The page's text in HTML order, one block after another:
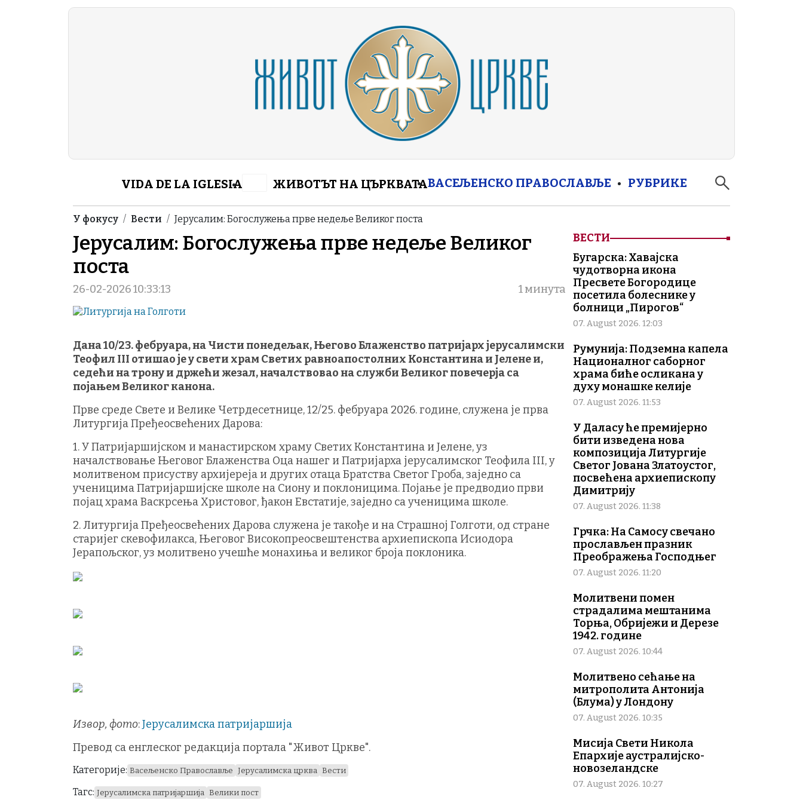
Skip to main content
Header Category Menu
VIDA DE LA IGLESIA ЖИВОТЪТ НА ЦЪРКВАТАВАСЕЉЕНСКО ПРАВОСЛАВЉЕ РУБРИКЕ
Breadcrumb
У фокусу Вести Јерусалим: Богослужења прве недеље Великог поста
Јерусалим: Богослужења прве недеље Великог
поста
26-02-2026 10:33:13 1 минута
Дана 10/23. фебруара, на Чисти понедељак, Његово Блаженство патријарх јерусалимски
Теофил III отишао је у свети храм Светих равноапостолних Константина и Јелене и,
седећи на трону и држећи жезал, началствовао на служби Великог повечерја са
појањем Великог канона.
Прве среде Свете и Велике Четрдесетнице, 12/25. фебруара 2026. године, служена је прва
Литургија Пређеосвећених Дарова:
1. У Патријаршијском и манастирском храму Светих Константина и Јелене, уз
началствовање Његовог Блаженства Оца нашег и Патријарха јерусалимског Теофила III, у
молитвеном присуству архијереја и других отаца Братства Светог Гроба, заједно са
ученицима Патријаршијске школе на Сиону и поклоницима. Појање је предводио први
појац храма Васкрсења Христовог, ђакон Евстатије, заједно са ученицима школе.
2. Литургија Пређеосвећених Дарова служена је такође и на Страшној Голготи, од стране
старијег скевофилакса, Његовог Високопреосвештенства архиепископа Исиодора
Јерапољског, уз молитвено учешће монахиња и великог броја поклоника.
Извор, фото:Јерусалимска патријаршија
Превод са енглеског редакција портала "Живот Цркве".
Категорије: Васељенско Православље Јерусалимска црква Вести
Тагс: Јерусалимска патријаршија Велики пост
ВЕСТИ
Бугарска: Хавајска
чудотворна икона
Пресвете Богородице
посетила болеснике у
болници „Пирогов“
07. August 2026. 12:03
Румунија: Подземна капела
Националног саборног
храма биће осликана у
духу монашке келије
07. August 2026. 11:53
У Даласу ће премијерно
бити изведена нова
композиција Литургије
Светог Јована Златоустог,
посвећена архиепископу
Димитрију
07. August 2026. 11:38
Грчка: На Самосу свечано
прослављен празник
Преображења Господњег
07. August 2026. 11:20
Молитвени помен
страдалима мештанима
Торња, Обријежи и Дерезе
1942. године
07. August 2026. 10:44
Молитвено сећање на
митрополита Антонија
(Блума) у Лондону
07. August 2026. 10:35
Мисија Свети Никола
Епархије аустралијско-
новозеландске
07. August 2026. 10:27